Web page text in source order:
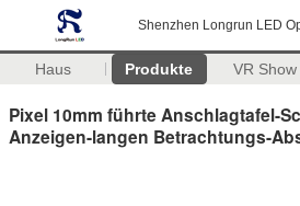
Shenzhen Longrun LED
Haus Produkte VR Show
Pixel 10mm führte Anschlagtafel-
Anzeigen-langen Betrachtungs-